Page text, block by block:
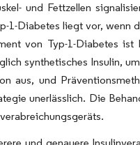
und Fettzellen
1-Diabetes liegt vor, wenn
von Typ-1-Diabetes ist
synthetisches Insulin,
aus, und
unerlässlich. Die